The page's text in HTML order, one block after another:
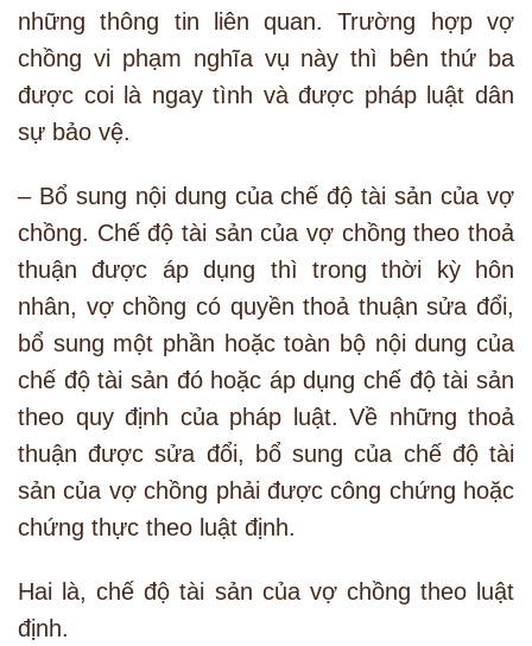
những thông tin liên quan. Trường hợp vợ
chồng vi phạm nghĩa vụ này thì bên thứ ba
được coi là ngay tình và được pháp luật dân
sự bảo vệ.
– Bổ sung nội dung của chế độ tài sản của vợ
chồng. Chế độ tài sản của vợ chồng theo thoả
thuận được áp dụng thì trong thời kỳ hôn
nhân, vợ chồng có quyền thoả thuận sửa đổi,
bổ sung một phần hoặc toàn bộ nội dung của
chế độ tài sản đó hoặc áp dụng chế độ tài sản
theo quy định của pháp luật. Về những thoả
thuận được sửa đổi, bổ sung của chế độ tài
sản của vợ chồng phải được công chứng hoặc
chứng thực theo luật định.
Hai là, chế độ tài sản của vợ chồng theo luật
định.